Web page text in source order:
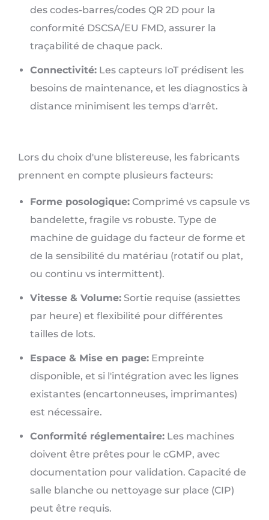
des codes-barres/codes QR 2D pour la
conformité DSCSA/EU FMD, assurer la
traçabilité de chaque pack.
Connectivité: Les capteurs IoT prédisent les
besoins de maintenance, et les diagnostics à
distance minimisent les temps d'arrêt.
Lors du choix d'une blistereuse, les fabricants
prennent en compte plusieurs facteurs:
Forme posologique: Comprimé vs capsule vs
bandelette, fragile vs robuste. Type de
machine de guidage du facteur de forme et
de la sensibilité du matériau (rotatif ou plat,
ou continu vs intermittent).
Vitesse & Volume: Sortie requise (assiettes
par heure) et flexibilité pour différentes
tailles de lots.
Espace & Mise en page: Empreinte
disponible, et si l'intégration avec les lignes
existantes (encartonneuses, imprimantes)
est nécessaire.
Conformité réglementaire: Les machines
doivent être prêtes pour le cGMP, avec
documentation pour validation. Capacité de
salle blanche ou nettoyage sur place (CIP)
peut être requis.